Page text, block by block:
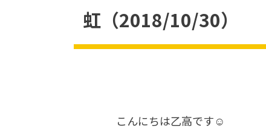
虹（2018/10/30）
こんにちは乙高です☺